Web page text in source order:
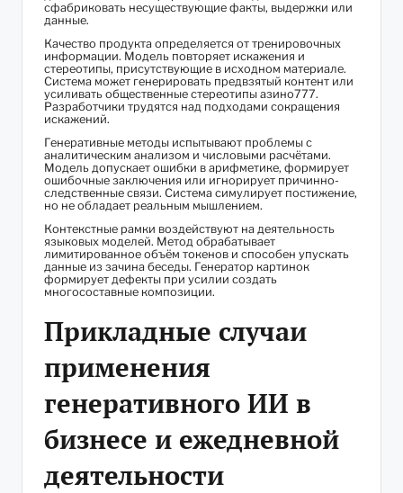
сфабриковать несуществующие факты, выдержки или
данные.
Качество продукта определяется от тренировочных
информации. Модель повторяет искажения и
стереотипы, присутствующие в исходном материале.
Система может генерировать предвзятый контент или
усиливать общественные стереотипы азино777.
Разработчики трудятся над подходами сокращения
искажений.
Генеративные методы испытывают проблемы с
аналитическим анализом и числовыми расчётами.
Модель допускает ошибки в арифметике, формирует
ошибочные заключения или игнорирует причинно-
следственные связи. Система симулирует постижение,
но не обладает реальным мышлением.
Контекстные рамки воздействуют на деятельность
языковых моделей. Метод обрабатывает
лимитированное объём токенов и способен упускать
данные из зачина беседы. Генератор картинок
формирует дефекты при усилии создать
многосоставные композиции.
Прикладные случаи
применения
генеративного ИИ в
бизнесе и ежедневной
деятельности